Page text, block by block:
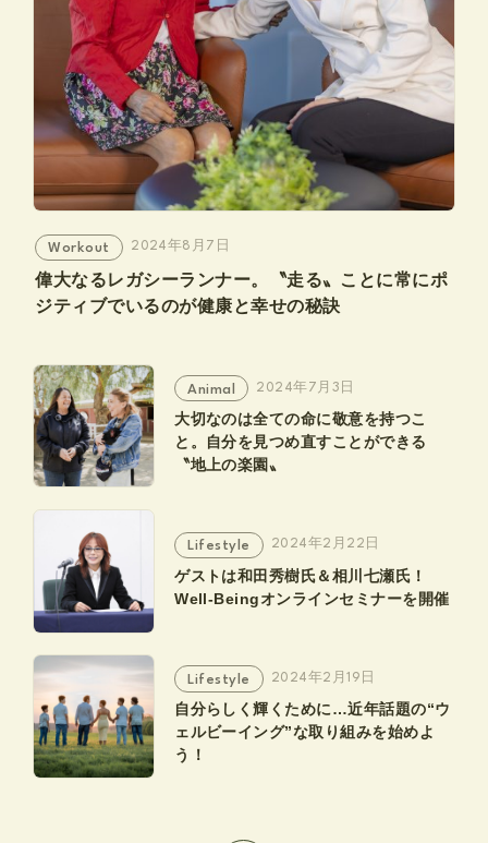
偉大なるレガシーランナー。〝走る〟ことに常にポ
ジティブでいるのが健康と幸せの秘訣
2024年8月7日
Workout
大切なのは全ての命に敬意を持つこ
と。自分を見つめ直すことができる
〝地上の楽園〟
2024年7月3日
Animal
ゲストは和田秀樹氏＆相川七瀬氏！
Well-Beingオンラインセミナーを開催
2024年2月22日
Lifestyle
自分らしく輝くために…近年話題の“ウ
ェルビーイング”な取り組みを始めよ
う！
2024年2月19日
Lifestyle